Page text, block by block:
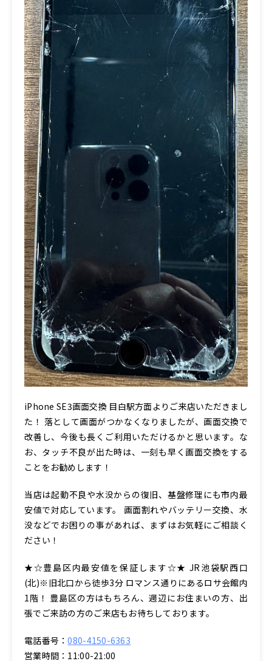
iPhone SE3画面交換 目白駅方面よりご来店いただきまし
た！ 落として画面がつかなくなりましたが、画面交換で
改善し、今後も長くご利用いただけるかと思います。な
お、タッチ不良が出た時は、一刻も早く画面交換をする
ことをお勧めします！
当店は起動不良や水没からの復旧、基盤修理にも市内最
安値で対応しています。 画面割れやバッテリー交換、水
没などでお困りの事があれば、まずはお気軽にご相談く
ださい！
★☆豊島区内最安値を保証します☆★ JR池袋駅西口
(北)※旧北口から徒歩3分 ロマンス通りにあるロサ会館内
1階！ 豊島区の方はもちろん、週辺にお住まいの方、出
張でご来訪の方のご来店もお待ちしております。
電話番号：080-4150-6363
営業時間：11:00-21:00